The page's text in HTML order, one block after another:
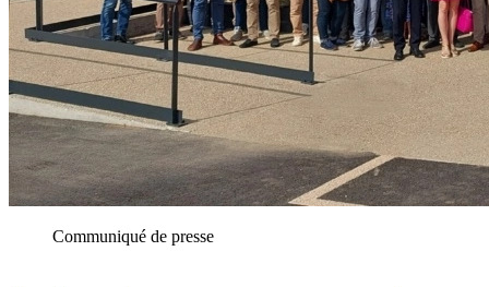
Communiqué de presse